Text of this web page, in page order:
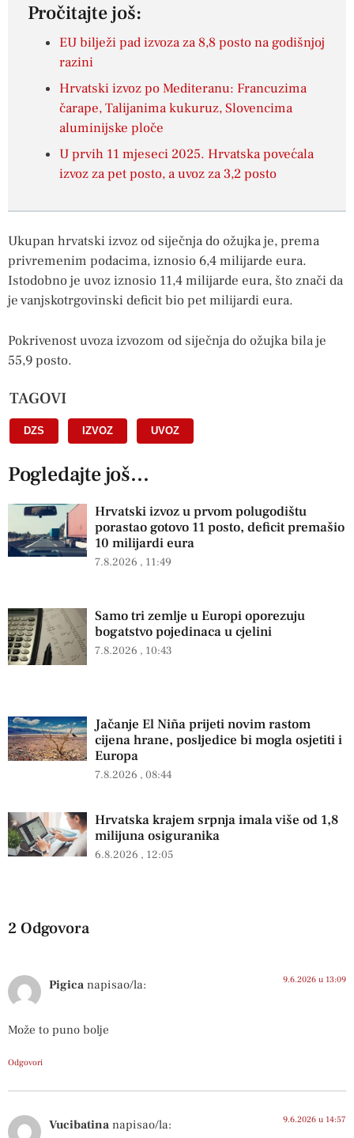
Pročitajte još:
EU bilježi pad izvoza za 8,8 posto na godišnjoj
razini
Hrvatski izvoz po Mediteranu: Francuzima
čarape, Talijanima kukuruz, Slovencima
aluminijske ploče
U prvih 11 mjeseci 2025. Hrvatska povećala
izvoz za pet posto, a uvoz za 3,2 posto
Ukupan hrvatski izvoz od siječnja do ožujka je, prema
privremenim podacima, iznosio 6,4 milijarde eura.
Istodobno je uvoz iznosio 11,4 milijarde eura, što znači da
je vanjskotrgovinski deficit bio pet milijardi eura.
Pokrivenost uvoza izvozom od siječnja do ožujka bila je
55,9 posto.
TAGOVI
DZS IZVOZ UVOZ
Pogledajte još...
Hrvatski izvoz u prvom polugodištu
porastao gotovo 11 posto, deficit premašio
10 milijardi eura
7.8.2026 11:49
Samo tri zemlje u Europi oporezuju
bogatstvo pojedinaca u cjelini
7.8.2026 10:43
Jačanje El Niña prijeti novim rastom
cijena hrane, posljedice bi mogla osjetiti i
Europa
7.8.2026 08:44
Hrvatska krajem srpnja imala više od 1,8
milijuna osiguranika
6.8.2026 12:05
2 Odgovora
Pigica napisao/la: 9.6.2026 u 13:09
Može to puno bolje
Odgovori
Vucibatina napisao/la: 9.6.2026 u 14:57